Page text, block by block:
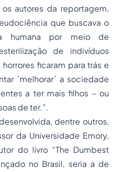
autores da reportagem,
que buscava o
humana por meio de
de indivíduos
ficaram para trás e
´melhorar` a sociedade
a ter mais filhos – ou
de ter.”.
dentre outros,
da Universidade Emory,
do livro “The Dumbest
no Brasil, seria a de